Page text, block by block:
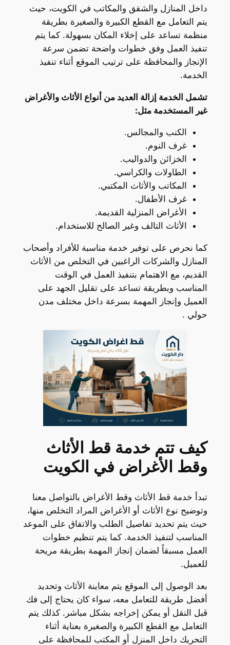
داخل المنازل والشقق والمكاتب في الكويت، حيث
يتم التعامل مع القطع الكبيرة والصغيرة بطريقة
منظمة تساعد على إخلاء المكان بسهولة. كما يتم
تنفيذ العمل وفق خطوات واضحة تضمن سرعة
الإنجاز والمحافظة على ترتيب الموقع أثناء تنفيذ
الخدمة.
تشمل الخدمة إزالة العديد من أنواع الأثاث والأغراض
غير المستخدمة مثل:
الكنب والمجالس.
غرف النوم.
الخزائن والدواليب.
الطاولات والكراسي.
المكاتب والأثاث المكتبي.
غرف الأطفال.
الأغراض المنزلية القديمة.
الأثاث التالف وغير الصالح للاستخدام.
كما نحرص على توفير خدمة مناسبة للأفراد وأصحاب
المنازل والشركات الراغبين في التخلص من الأثاث
القديم، مع الاهتمام بتنفيذ العمل في الوقت
المناسب وبطريقة تساعد على تقليل الجهد على
العميل وإنجاز المهمة بسرعة داخل مختلف مدن
حولي .
كيف تتم خدمة قط الأثاث
وقط الأغراض في الكويت
تبدأ خدمة قط الأثاث وقط الأغراض بالتواصل معنا
وتوضيح نوع الأثاث أو الأغراض المراد التخلص منها،
حيث يتم تحديد تفاصيل الطلب والاتفاق على الموعد
المناسب لتنفيذ الخدمة. كما يتم تنظيم خطوات
العمل مسبقاً لضمان إنجاز المهمة بطريقة مريحة
للعميل.
بعد الوصول إلى الموقع يتم معاينة الأثاث وتحديد
أفضل طريقة للتعامل معه، سواء كان يحتاج إلى فك
قبل النقل أو يمكن إخراجه بشكل مباشر. كذلك يتم
التعامل مع القطع الكبيرة والصغيرة بعناية أثناء
التحريك داخل المنزل أو المكتب للمحافظة على